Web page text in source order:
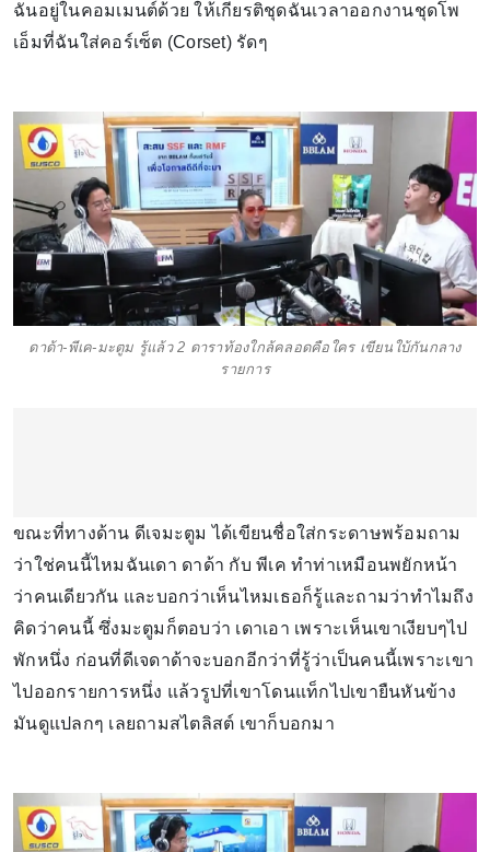
ฉันอยู่ในคอมเมนต์ด้วย ให้เกียรติชุดฉันเวลาออกงานชุดโพ
เอ็มที่ฉันใส่คอร์เซ็ต (Corset) รัดๆ
ดาด้า-พีเค-มะตูม รู้แล้ว 2 ดาราท้องใกล้คลอดคือใคร เขียนใบ้กันกลาง
รายการ
ขณะที่ทางด้าน ดีเจมะตูม ได้เขียนชื่อใส่กระดาษพร้อมถาม
ว่าใช่คนนี้ไหมฉันเดา ดาด้า กับ พีเค ทำท่าเหมือนพยักหน้า
ว่าคนเดียวกัน และบอกว่าเห็นไหมเธอก็รู้และถามว่าทำไมถึง
คิดว่าคนนี้ ซึ่งมะตูมก็ตอบว่า เดาเอา เพราะเห็นเขาเงียบๆไป
พักหนึ่ง ก่อนที่ดีเจดาด้าจะบอกอีกว่าที่รู้ว่าเป็นคนนี้เพราะเขา
ไปออกรายการหนึ่ง แล้วรูปที่เขาโดนแท็กไปเขายืนหันข้าง
มันดูแปลกๆ เลยถามสไตลิสต์ เขาก็บอกมา